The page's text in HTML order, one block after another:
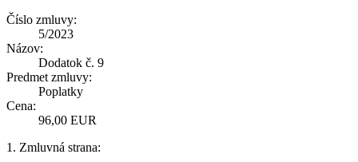
Číslo zmluvy:
5/2023
Názov:
Dodatok č. 9
Predmet zmluvy:
Poplatky
Cena:
96,00 EUR
1. Zmluvná strana: